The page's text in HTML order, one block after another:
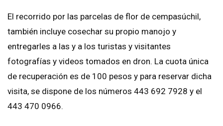
El recorrido por las parcelas de flor de cempasúchil,
también incluye cosechar su propio manojo y
entregarles a las y a los turistas y visitantes
fotografías y videos tomados en dron. La cuota única
de recuperación es de 100 pesos y para reservar dicha
visita, se dispone de los números 443 692 7928 y el
443 470 0966.